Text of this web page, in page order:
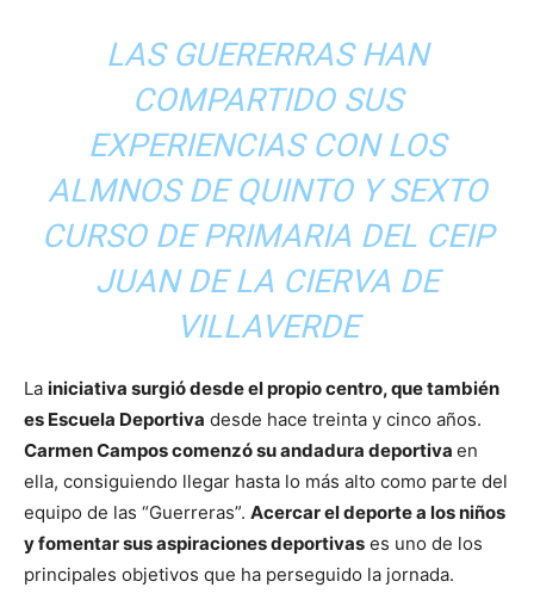
LAS GUERERRAS HAN
COMPARTIDO SUS
EXPERIENCIAS CON LOS
ALMNOS DE QUINTO Y SEXTO
CURSO DE PRIMARIA DEL CEIP
JUAN DE LA CIERVA DE
VILLAVERDE
La iniciativa surgió desde el propio centro, que también
es Escuela Deportiva desde hace treinta y cinco años.
Carmen Campos comenzó su andadura deportiva en
ella, consiguiendo llegar hasta lo más alto como parte del
equipo de las “Guerreras”. Acercar el deporte a los niños
y fomentar sus aspiraciones deportivas es uno de los
principales objetivos que ha perseguido la jornada.